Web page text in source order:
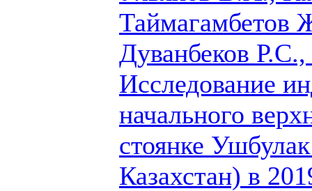
Таймагамбетов
Дуванбеков
Исследование
начального
стоянке
Казахстан) в